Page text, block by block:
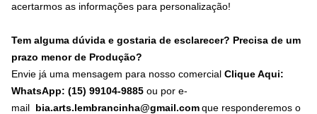
acertarmos as informações para personalização!
Tem alguma dúvida e gostaria de esclarecer? Precisa de um
prazo menor de Produção?
Envie já uma mensagem para nosso comercial Clique Aqui:
WhatsApp: (15) 99104-9885 ou por e-
mail bia.arts.lembrancinha@gmail.comque responderemos o